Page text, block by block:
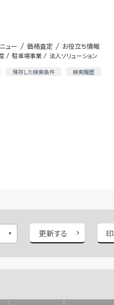
駐車場事業 法人ソリューション
保存した検索条件 検索履歴
ュー 価格査定 お役立ち情報
更新する